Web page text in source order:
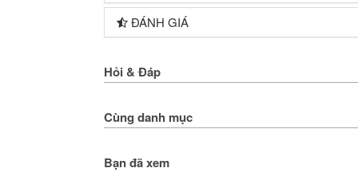
ĐÁNH GIÁ
Hỏi & Đáp
Cùng danh mục
Bạn đã xem